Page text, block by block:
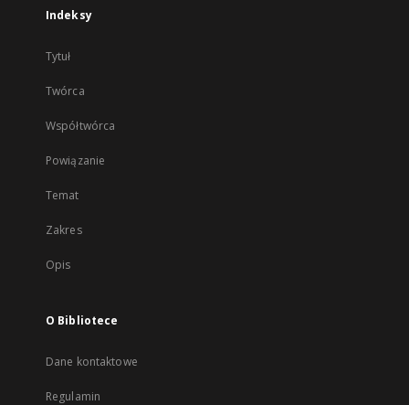
Indeksy
Tytuł
Twórca
Współtwórca
Powiązanie
Temat
Zakres
Opis
O Bibliotece
Dane kontaktowe
Regulamin